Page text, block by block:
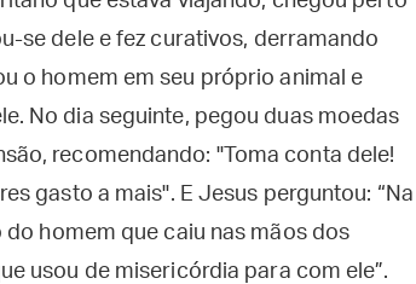
se dele e fez curativos, derramando
o homem em seu próprio animal e
No dia seguinte, pegou duas moedas
recomendando: "Toma conta dele!
gasto a mais". E Jesus perguntou: “Na
homem que caiu nas mãos dos
usou de misericórdia para com ele”.